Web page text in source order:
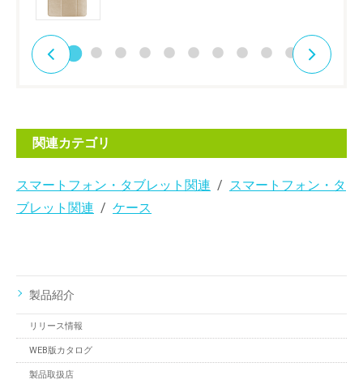
関連カテゴリ
スマートフォン・タブレット関連
スマートフォン・タ
ブレット関連
ケース
製品紹介
リリース情報
WEB版カタログ
製品取扱店